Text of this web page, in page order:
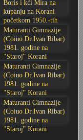
Karlovac
i Edi
utemeljen 1924.
- Igor Mihelić
Boris i kći Mira na
kupanju na Korani
početkom 1950.-tih
godina
Maturanti Gimnazije
(Coiuo Dr.Ivan Ribar)
1981. godine na
"Staroj" Korani
Maturanti Gimnazije
(Coiuo Dr.Ivan Ribar)
1981. godine na
"Staroj" Korani
Maturanti Gimnazije
(Coiuo Dr.Ivan Ribar)
1981. godine na
"Staroj" Korani